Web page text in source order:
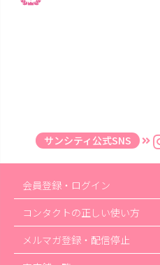
サンシティ公式SNS
会員登録・ログイン
コンタクトの正しい使い方
メルマガ登録・配信停止